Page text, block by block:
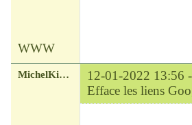
WWW
MichelKirsch 12-01-2022 13:56 -
Efface les liens